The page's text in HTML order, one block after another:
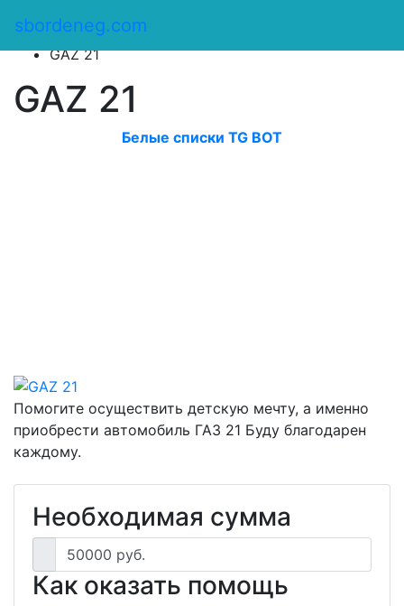
sbordeneg.com
Оказать помощь
GAZ 21
GAZ 21
Белые списки TG BOT
Помогите осуществить детскую мечту, а именно
приобрести автомобиль ГАЗ 21 Буду благодарен
каждому.
Необходимая сумма
50000 руб.
Как оказать помощь